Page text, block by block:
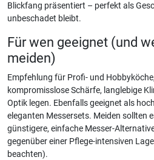
Blickfang präsentiert – perfekt als
unbeschadet bleibt.
Für wen geeignet (und
meiden)
Empfehlung für Profi- und
kompromisslose Schärfe, langlebige
Optik legen. Ebenfalls geeignet als
eleganten Messersets. Meiden sollten
günstigere, einfache Messer-
gegenüber einer Pflege-intensiven
beachten).